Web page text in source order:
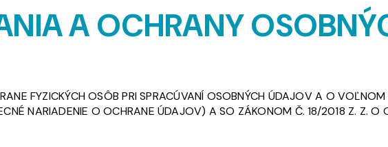
A OCHRANY
FYZICKÝCH OSÔB PRI SPRACÚVANÍ OSOBNÝCH ÚDAJOV A O
NARIADENIE O OCHRANE ÚDAJOV) A SO ZÁKONOM Č. 18/2018 Z. Z. O